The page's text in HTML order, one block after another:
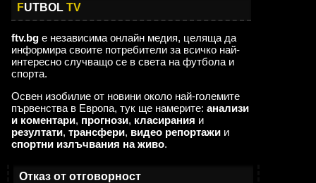
FUTBOL TV
ftv.bg е независима онлайн медия, целяща да
информира своите потребители за всичко най-
интересно случващо се в света на футбола и
спорта.
Освен изобилие от новини около най-големите
първенства в Европа, тук ще намерите: анализи
и коментари, прогнози, класирания и
резултати, трансфери, видео репортажи и
спортни излъчвания на живо.
Отказ от отговорност